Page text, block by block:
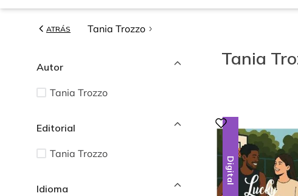
ATRÁS Tania Trozzo
Autor
Tania Trozzo
Editorial
Tania Trozzo
Idioma
Tania
Digital